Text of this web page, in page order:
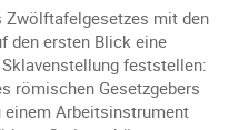
Zwölftafelgesetzes mit den
den ersten Blick eine
feststellen:
römischen Gesetzgebers
einem Arbeitsinstrument